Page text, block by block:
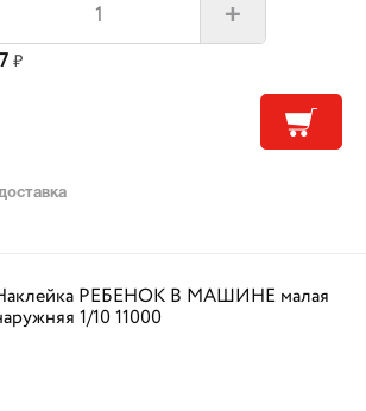
+
₽
РЕБЕНОК В МАШИНЕ малая
1/10 11000